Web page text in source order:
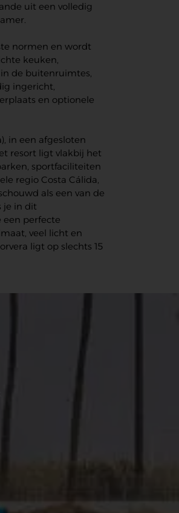
uit een volledig
normen en wordt
keuken,
de buitenruimtes,
ingericht,
en optionele
in een afgesloten
resort ligt vlakbij het
sportfaciliteiten
regio Costa Cálida,
als een van de
je in dit
perfecte
veel licht en
ligt op slechts 15